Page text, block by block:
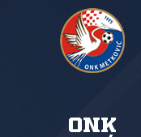
ONK